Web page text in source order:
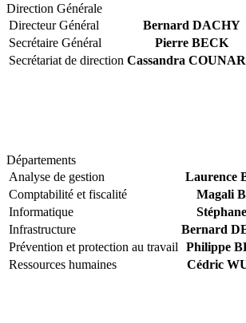
Direction Générale
Directeur Général
Bernard DACHY
Secrétaire Général
Pierre BECK
Secrétariat de direction Cassandra
Départements
Analyse de gestion
Laurence
Comptabilité et fiscalité
Magali
Informatique
Infrastructure
Bernard
Prévention et protection au travail
Philippe
Ressources humaines
Cédric